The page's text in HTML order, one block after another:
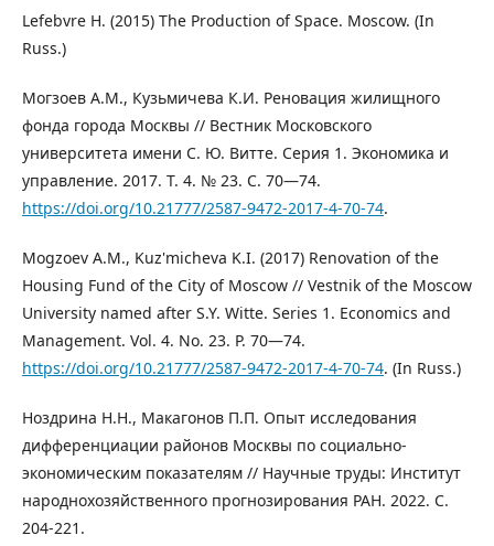
Lefebvre H. (2015) The Production of Space. Moscow. (In
Russ.)
Могзоев А.М., Кузьмичева К.И. Реновация жилищного
фонда города Москвы // Вестник Московского
университета имени С. Ю. Витте. Серия 1. Экономика и
управление. 2017. Т. 4. № 23. С. 70—74.
https://doi.org/10.21777/2587-9472-2017-4-70-74.
Mogzoev A.M., Kuz'micheva K.I. (2017) Renovation of the
Housing Fund of the City of Moscow // Vestnik of the Moscow
University named after S.Y. Witte. Series 1. Economics and
Management. Vol. 4. No. 23. P. 70—74.
https://doi.org/10.21777/2587-9472-2017-4-70-74. (In Russ.)
Ноздрина Н.Н., Макагонов П.П. Опыт исследования
дифференциации районов Москвы по социально-
экономическим показателям // Научные труды: Институт
народнохозяйственного прогнозирования РАН. 2022. С.
204-221.